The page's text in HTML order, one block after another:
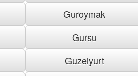
Guroymak
Gursu
Guzelyurt